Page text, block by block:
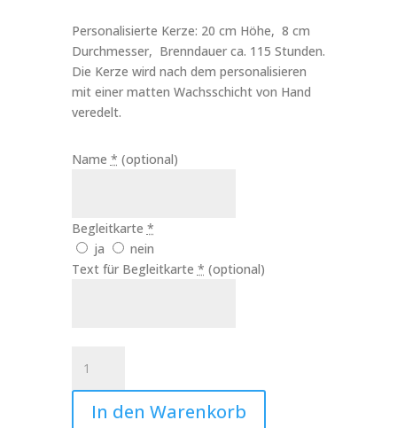
Personalisierte Kerze: 20 cm Höhe, 8 cm
Durchmesser, Brenndauer ca. 115 Stunden.
Die Kerze wird nach dem personalisieren
mit einer matten Wachsschicht von Hand
veredelt.
Name * (optional)
Begleitkarte *
ja
nein
Text für Begleitkarte * (optional)
Lichtlein
Art.Nr.:10250
MengeIn den Warenkorb